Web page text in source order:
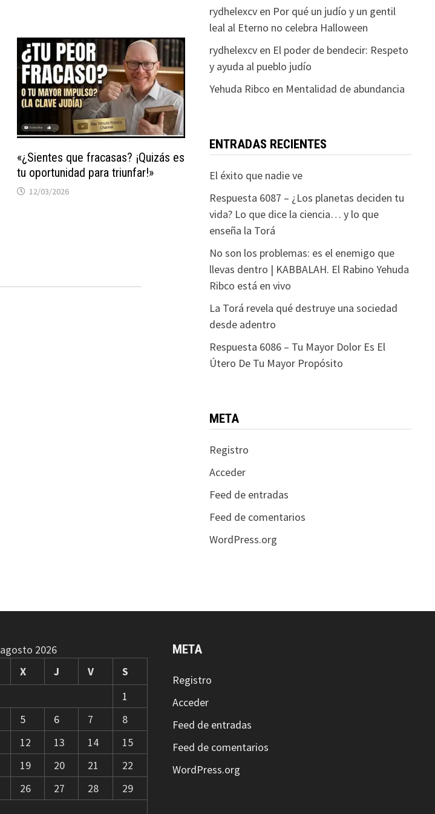
«¿Sientes que fracasas? ¡Quizás es
tu oportunidad para triunfar!»
12/03/2026
rydhelexcven Por qué un judío y un gentil
leal al Eterno no celebra Halloween
rydhelexcven El poder de bendecir: Respeto
y ayuda al pueblo judío
Yehuda Ribco en Mentalidad de abundancia
ENTRADAS RECIENTES
El éxito que nadie ve
Respuesta 6087 – ¿Los planetas deciden tu
vida? Lo que dice la ciencia… y lo que
enseña la Torá
No son los problemas: es el enemigo que
llevas dentro | KABBALAH. El Rabino Yehuda
Ribco está en vivo
La Torá revela qué destruye una sociedad
desde adentro
Respuesta 6086 – Tu Mayor Dolor Es El
Útero De Tu Mayor Propósito
META
Registro
Acceder
Feed de entradas
Feed de comentarios
WordPress.org
agosto 2026
X J V
S
1
5 6 7
8
12 13 14
15
19 20 21
22
26 27 28
29
META
Registro
Acceder
Feed de entradas
Feed de comentarios
WordPress.org